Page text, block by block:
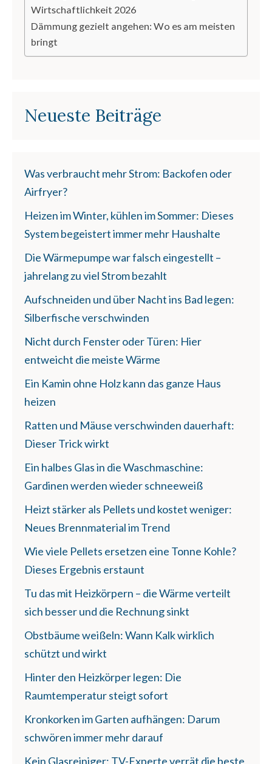
Wirtschaftlichkeit 2026
Dämmung gezielt angehen: Wo es am meisten
bringt
Neueste Beiträge
Was verbraucht mehr Strom: Backofen oder
Airfryer?
Heizen im Winter, kühlen im Sommer: Dieses
System begeistert immer mehr Haushalte
Die Wärmepumpe war falsch eingestellt –
jahrelang zu viel Strom bezahlt
Aufschneiden und über Nacht ins Bad legen:
Silberfische verschwinden
Nicht durch Fenster oder Türen: Hier
entweicht die meiste Wärme
Ein Kamin ohne Holz kann das ganze Haus
heizen
Ratten und Mäuse verschwinden dauerhaft:
Dieser Trick wirkt
Ein halbes Glas in die Waschmaschine:
Gardinen werden wieder schneeweiß
Heizt stärker als Pellets und kostet weniger:
Neues Brennmaterial im Trend
Wie viele Pellets ersetzen eine Tonne Kohle?
Dieses Ergebnis erstaunt
Tu das mit Heizkörpern – die Wärme verteilt
sich besser und die Rechnung sinkt
Obstbäume weißeln: Wann Kalk wirklich
schützt und wirkt
Hinter den Heizkörper legen: Die
Raumtemperatur steigt sofort
Kronkorken im Garten aufhängen: Darum
schwören immer mehr darauf
Kein Glasreiniger: TV-Experte verrät die beste